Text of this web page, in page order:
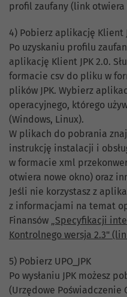
profil zaufany (link otwiera
4) Pobierz aplikację Klient
Po uzyskaniu profilu
aplikację Klient JPK 2.0.
formacie csv do pliku w
plików JPK. Wybierz
operacyjnego, którego
(Windows, Linux).
W plikach do pobrania
instrukcję instalacji i
w formacie xml
otwiera nowe okno) oraz
Jeśli nie korzystasz z
z informacjami na temat
Finansów „Specyfikacji
Kontrolnego wersja 2.3"
5) Pobierz UPO_JPK
Po wysłaniu JPK możesz
(Urzędowe Poświadczenie